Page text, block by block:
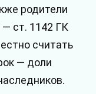
родители
ст. 1142 ГК
считать
— доли